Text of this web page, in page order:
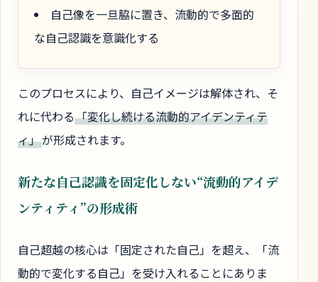
自己像を一旦脇に置き、流動的で多面的
な自己認識を意識化する
このプロセスにより、自己イメージは解体され、そ
れに代わる「変化し続ける流動的アイデンティテ
ィ」が形成されます。
新たな自己認識を固定化しない“流動的アイデ
ンティティ”の形成術
自己超越の核心は「固定された自己」を超え、「流
動的で変化する自己」を受け入れることにありま